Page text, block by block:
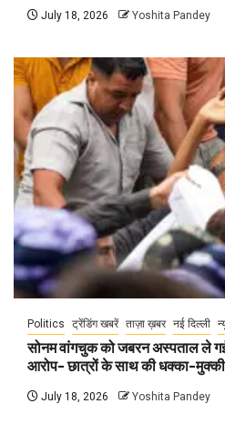
July 18, 2026 Yoshita Pandey
Politics ट्रेंडिंग खबरें ताज़ा ख़बर नई दिल्ली
सोनम वांगचुक को जबरन अस्पताल ले
आरोप- छात्रों के साथ की धक्का-मुक्की
July 18, 2026 Yoshita Pandey